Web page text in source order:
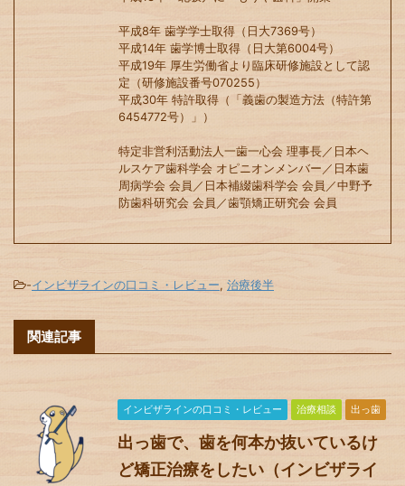
平成8年 歯学学士取得（日大7369号）
平成14年 歯学博士取得（日大第6004号）
平成19年 厚生労働省より臨床研修施設として認
定（研修施設番号070255）
平成30年 特許取得（「義歯の製造方法（特許第
6454772号）」）
特定非営利活動法人一歯一心会 理事長／日本ヘ
ルスケア歯科学会 オピニオンメンバー／日本歯
周病学会 会員／日本補綴歯科学会 会員／中野予
防歯科研究会 会員／歯顎矯正研究会 会員
-インビザラインの口コミ・レビュー, 治療後半
関連記事
インビザラインの口コミ・レビュー 治療相談 出っ歯
出っ歯で、歯を何本か抜いているけ
ど矯正治療をしたい（インビザライ